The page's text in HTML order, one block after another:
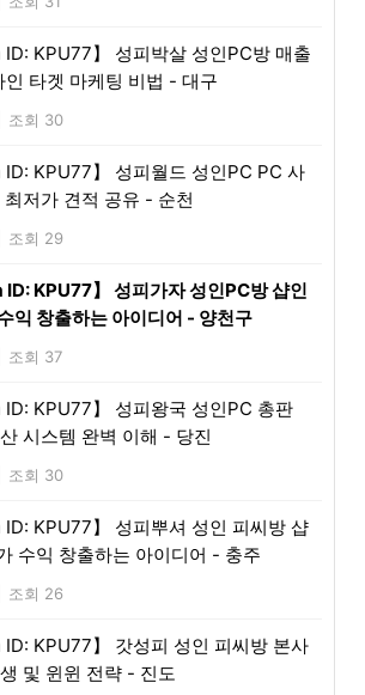
KPU77】 성피박살 성인PC방 매출
인 타겟 마케팅 비법 - 대구
조회 30
KPU77】 성피월드 성인PC PC 사
저가 견적 공유 - 순천
조회 29
KPU77】 성피가자 성인PC방 샵인
익 창출하는 아이디어 - 양천구
조회 37
KPU77】 성피왕국 성인PC 총판
시스템 완벽 이해 - 당진
조회 30
KPU77】 성피뿌셔 성인 피씨방 샵
수익 창출하는 아이디어 - 충주
조회 26
KPU77】 갓성피 성인 피씨방 본사
및 윈윈 전략 - 진도